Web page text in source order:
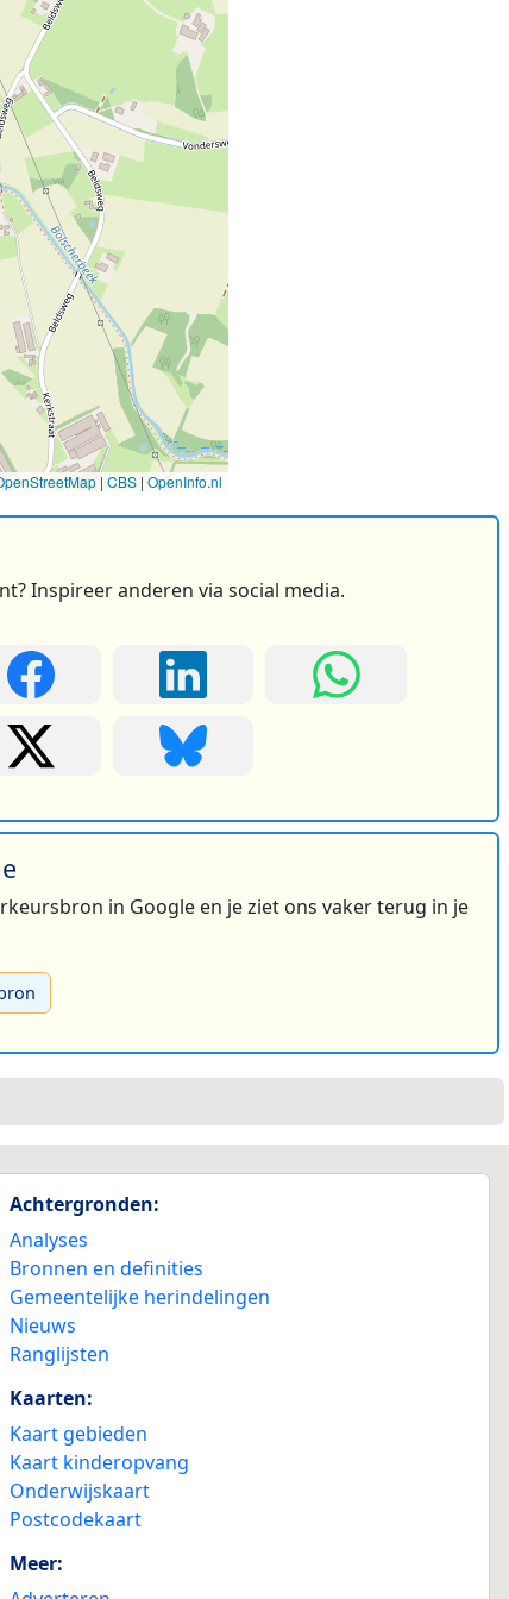
| CBS | OpenInfo.nl
Inspireer anderen via social media.
in Google en je ziet ons vaker terug in je
Achtergronden:
Analyses
Bronnen en definities
Gemeentelijke herindelingen
Nieuws
Ranglijsten
Kaarten:
Kaart gebieden
Kaart kinderopvang
Onderwijskaart
Postcodekaart
Meer: